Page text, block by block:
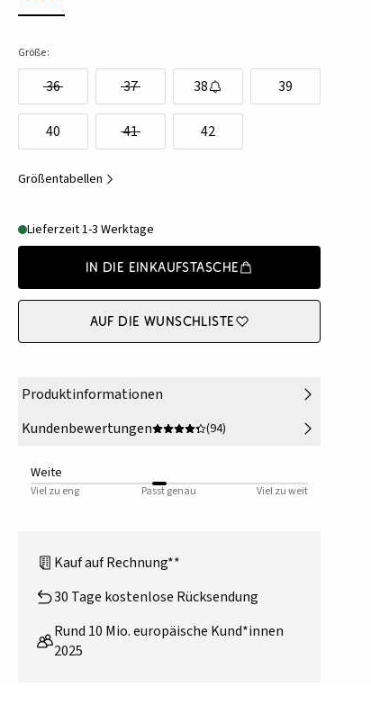
Größe:
36 37 38 39
40 41 42
Größentabellen
Lieferzeit 1-3 Werktage
In die Einkaufstasche
Auf die Wunschliste
Produktinformationen
Kundenbewertungen
(94)
Weite
Viel zu eng Passt genau Viel zu weit
Kauf auf Rechnung**
30 Tage kostenlose Rücksendung
Rund 10 Mio. europäische Kund*innen
2025